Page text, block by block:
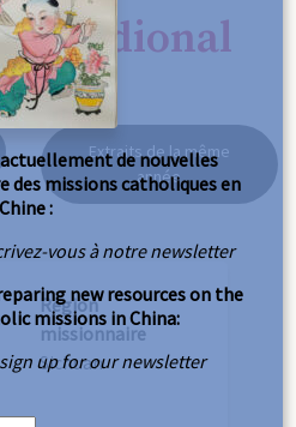
méridional
Extraits de la même
année
Région
missionnaire
Sichuan
actuellement de nouvelles
des missions catholiques en
Chine :
vous à notre newsletter
new resources on the
missions in China:
up for our newsletter